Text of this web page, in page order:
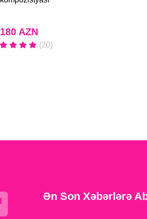
180 AZN
(20)
Ən Son Xəbərlərə